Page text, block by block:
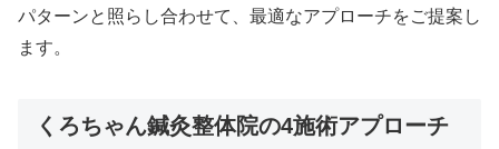
パターンと照らし合わせて、最適なアプローチをご提案し
ます。
くろちゃん鍼灸整体院の4施術アプローチ